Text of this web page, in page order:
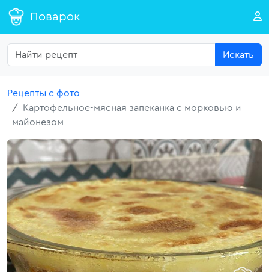
Поварок
Искать
Рецепты с фото
Картофельное-мясная запеканка с морковью и
майонезом